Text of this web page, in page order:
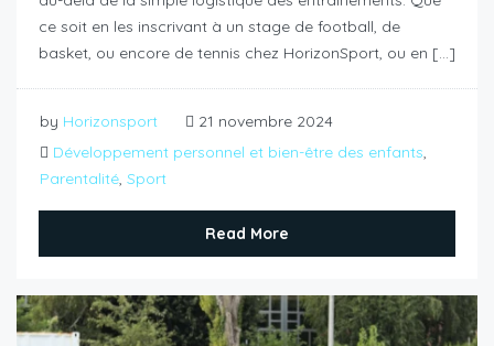
ce soit en les inscrivant à un stage de football, de
basket, ou encore de tennis chez HorizonSport, ou en […]
by Horizonsport
21 novembre 2024
Développement personnel et bien-être des enfants
Parentalité Sport
Read More